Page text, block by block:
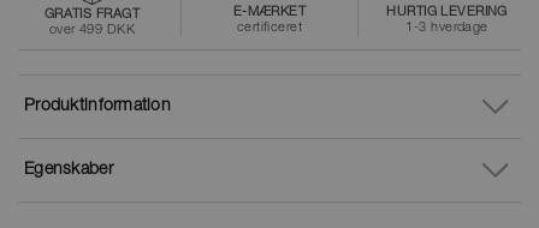
GRATIS FRAGT
over 499 DKK
E-MÆRKET
certificeret
HURTIG LEVERING
1-3 hverdage
Egenskaber
Produktinformation